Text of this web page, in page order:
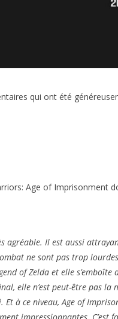
qui ont été
Age of Imprisonment
Il est aussi
ne sont pas trop
of Zelda et elle
elle n’est peut-être pas
à ce niveau, Age of